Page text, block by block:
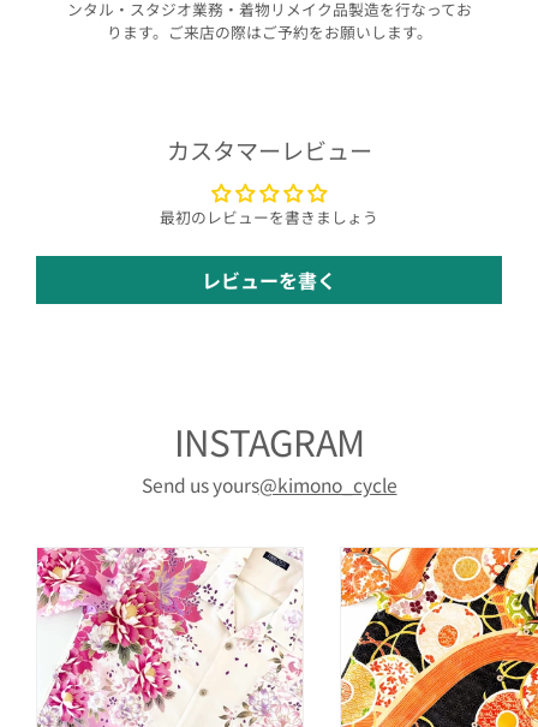
ンタル・スタジオ業務・着物リメイク品製造を行なってお
ります。ご来店の際はご予約をお願いします。
カスタマーレビュー
最初のレビューを書きましょう
レビューを書く
INSTAGRAM
Send us yours@kimono_cycle